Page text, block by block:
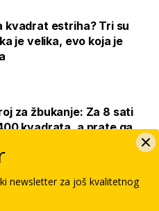
kvadrat estriha? Tri su
je velika, evo koja je
za žbukanje: Za 8 sati
kvadrata, a prate ga
newsletter za još kvalitetnog